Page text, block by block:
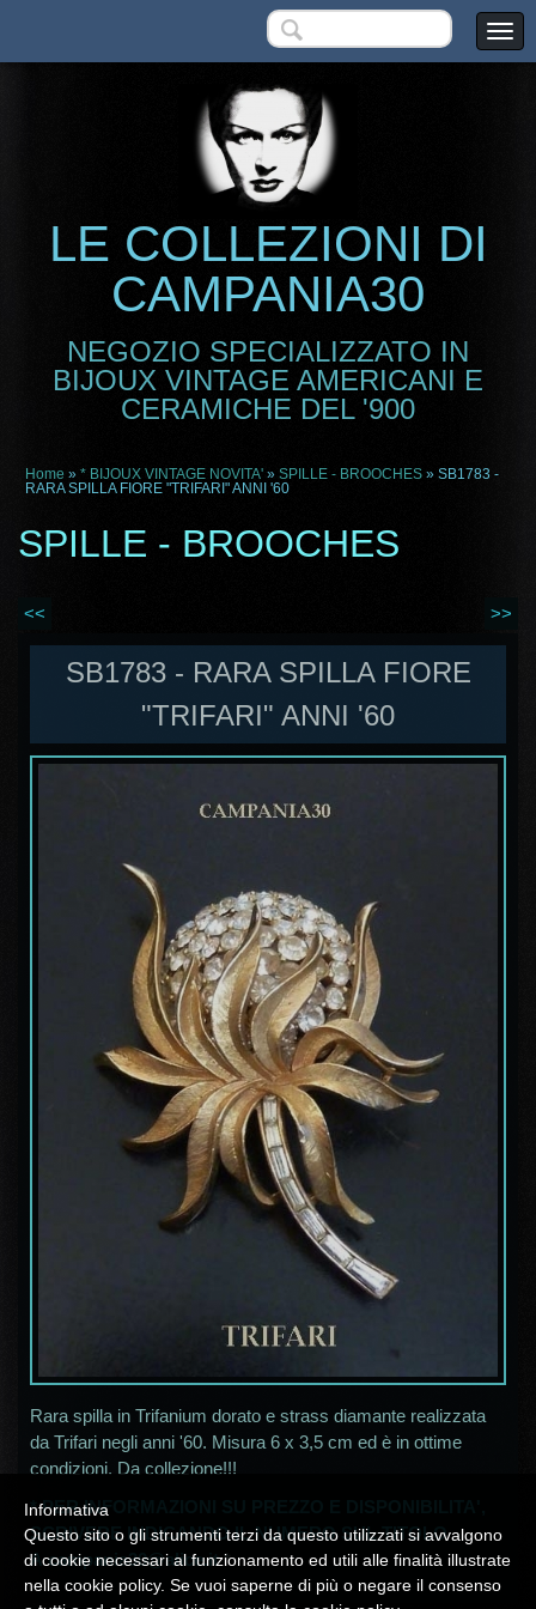
LE COLLEZIONI DI
CAMPANIA30
NEGOZIO SPECIALIZZATO IN
BIJOUX VINTAGE AMERICANI E
CERAMICHE DEL '900
Home » * BIJOUX VINTAGE NOVITA' » SPILLE - BROOCHES » SB1783 -
RARA SPILLA FIORE "TRIFARI" ANNI '60
SPILLE - BROOCHES
<< >>
SB1783 - RARA SPILLA FIORE
"TRIFARI" ANNI '60
Rara spilla in Trifanium dorato e strass diamante realizzata
da Trifari negli anni '60. Misura 6 x 3,5 cm ed è in ottime
condizioni. Da collezione!!!
* PER INFORMAZIONI SU PREZZO E DISPONIBILITA',
SCRIVERE INDICANDO IL NUMERO SUL TITOLO
Acampania30@alice.it*
Informativa
Questo sito o gli strumenti terzi da questo utilizzati si avvalgono
di cookie necessari al funzionamento ed utili alle finalità illustrate
nella cookie policy. Se vuoi saperne di più o negare il consenso